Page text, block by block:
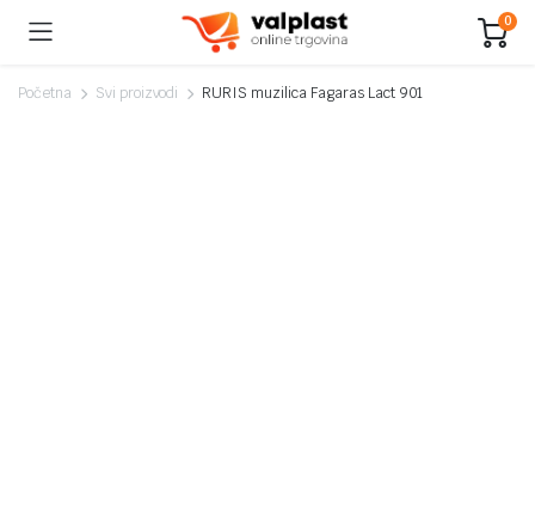
0
Početna Svi proizvodi RURIS muzilica Fagaras Lact 901